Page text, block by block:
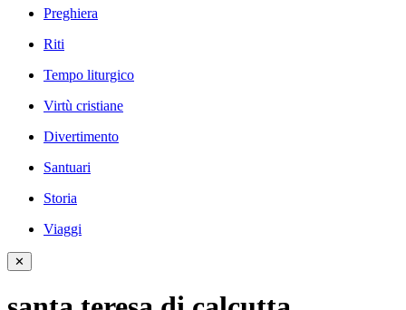
Preghiera
Riti
Tempo liturgico
Virtù cristiane
Divertimento
Santuari
Storia
Viaggi
✕